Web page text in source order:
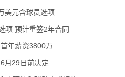
美元含球员选项
项 预计重签2年合同
年薪资3800万
月29日前决定